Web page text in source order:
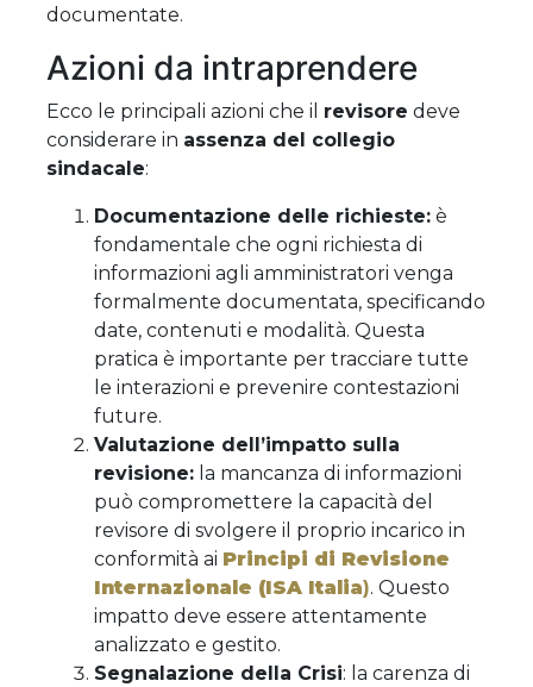
documentate.
Azioni da intraprendere
Ecco le principali azioni che il revisore deve
considerare in assenza del collegio
sindacale:
Documentazione delle richieste: è
fondamentale che ogni richiesta di
informazioni agli amministratori venga
formalmente documentata, specificando
date, contenuti e modalità. Questa
pratica è importante per tracciare tutte
le interazioni e prevenire contestazioni
future.
Valutazione dell’impatto sulla
revisione: la mancanza di informazioni
può compromettere la capacità del
revisore di svolgere il proprio incarico in
conformità ai Principi di Revisione
Internazionale (ISA Italia). Questo
impatto deve essere attentamente
analizzato e gestito.
Segnalazione della Crisi: la carenza di